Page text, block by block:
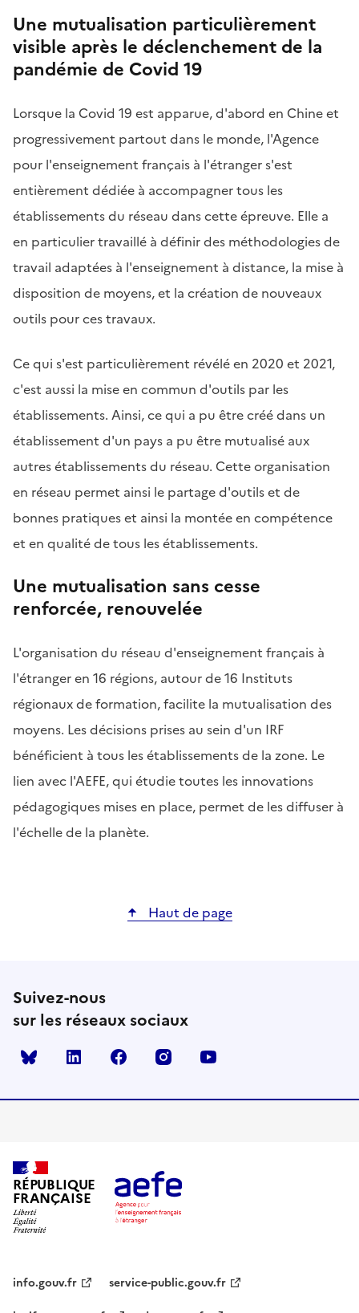
Une mutualisation particulièrement
visible après le déclenchement de la
pandémie de Covid 19
Lorsque la Covid 19 est apparue, d'abord en Chine et
progressivement partout dans le monde, l'Agence
pour l'enseignement français à l'étranger s'est
entièrement dédiée à accompagner tous les
établissements du réseau dans cette épreuve. Elle a
en particulier travaillé à définir des méthodologies de
travail adaptées à l'enseignement à distance, la mise à
disposition de moyens, et la création de nouveaux
outils pour ces travaux.
Ce qui s'est particulièrement révélé en 2020 et 2021,
c'est aussi la mise en commun d'outils par les
établissements. Ainsi, ce qui a pu être créé dans un
établissement d'un pays a pu être mutualisé aux
autres établissements du réseau. Cette organisation
en réseau permet ainsi le partage d'outils et de
bonnes pratiques et ainsi la montée en compétence
et en qualité de tous les établissements.
Une mutualisation sans cesse
renforcée, renouvelée
L'organisation du réseau d'enseignement français à
l'étranger en 16 régions, autour de 16 Instituts
régionaux de formation, facilite la mutualisation des
moyens. Les décisions prises au sein d'un IRF
bénéficient à tous les établissements de la zone. Le
lien avec l'AEFE, qui étudie toutes les innovations
pédagogiques mises en place, permet de les diffuser à
l'échelle de la planète.
Haut de page
Suivez-nous
sur les réseaux sociaux
Bluesky linkedin facebook instagram
RÉPUBLIQUE
FRANÇAISE
info.gouv.fr
service-public.gouv.fr